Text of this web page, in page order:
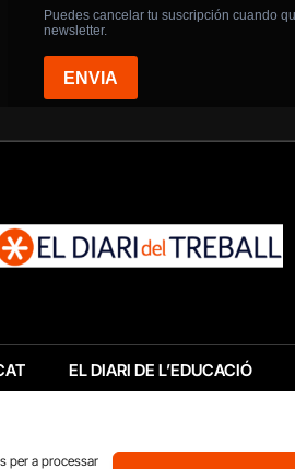
per a processar
EL DIARI DE L’EDUCACIÓ